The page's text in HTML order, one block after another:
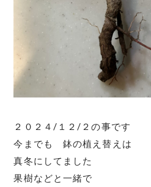
２０２４/１２/２の事です
今までも 鉢の植え替えは
真冬にしてました
果樹などと一緒で